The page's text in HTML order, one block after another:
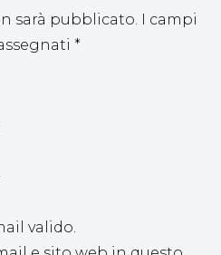
sarà pubblicato. I campi
*
valido.